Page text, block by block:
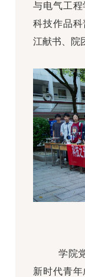
与电气工
科技作品
江献书、院
学院
新时代青